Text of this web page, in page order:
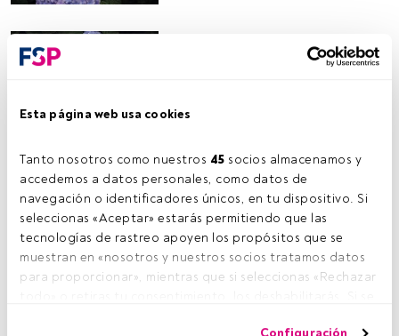
Esta página web usa cookies
Tanto nosotros como nuestros 45 socios almacenamos y
accedemos a datos personales, como datos de
navegación o identificadores únicos, en tu dispositivo. Si
seleccionas «Aceptar» estarás permitiendo que las
tecnologías de rastreo apoyen los propósitos que se
muestran en «nosotros y nuestros socios tratamos datos
para proporcionar», mientras que si seleccionas «Rechazar
Bel Canto SICAV Erodiade A
Fund B EUR
08/02/2024
Allianz Advanced Fixed Income
Euro Aggregate WT5 (EUR)